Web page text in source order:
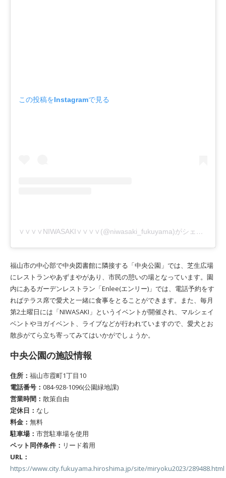
この投稿をInstagramで見る
∨∨∨∨NIWASAKI∨∨∨∨(@niwasaki_fukuyama)がシェアした投稿
福山市の中心部で中央図書館に隣接する「中央公園」では、芝生広場
にレストランやあずまやがあり、市民の憩いの場となっています。園
内にあるガーデンレストラン「Enlee(エンリー)」では、電話予約をす
ればテラス席で愛犬と一緒に食事をとることができます。また、毎月
第2土曜日には「NIWASAKI」というイベントが開催され、マルシェイ
ベントやヨガイベント、ライブなどが行われていますので、愛犬とお
散歩がてら立ち寄ってみてはいかがでしょうか。
中央公園の施設情報
住所： 福山市霞町1丁目10
電話番号： 084-928-1096(公園緑地課)
営業時間： 散策自由
定休日： なし
料金： 無料
駐車場： 市営駐車場を使用
ペット同伴条件： リード着用
URL：
https://www.city.fukuyama.hiroshima.jp/site/miryoku2023/289488.html